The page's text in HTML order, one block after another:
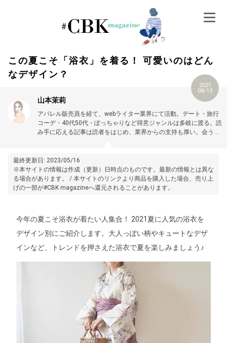
この夏こそ「浴衣」を着る！ 可愛いのはどん
なデザイン？
2021
08/13
山本茉莉
アパレル販売員を経て、webライター業界にて活動。デート・旅行
コーデ・40代50代・ぽっちゃりなど得意ジャンルは多岐に渡る。読
み手に応える記事は読者をはじめ、業界からの支持も厚い。会う
https://magazine.cubki.jp/articles/70524609.html
最終更新日: 2023/05/16
※本サイトの情報は作成（更新）日時点のものです。最新の情報とは異な
る場合があります。 / 本サイトのリンクより商品を購入した場合、売り上
げの一部が#CBK magazineへ還元されることがあります。
今年の夏こそ浴衣が着たい人集合！ 2021夏に人気の浴衣を
デザイン別にご紹介します。大人っぽい柄やキュートなデザ
インなど、トレンドを押さえた浴衣で夏を楽しみましょう♪